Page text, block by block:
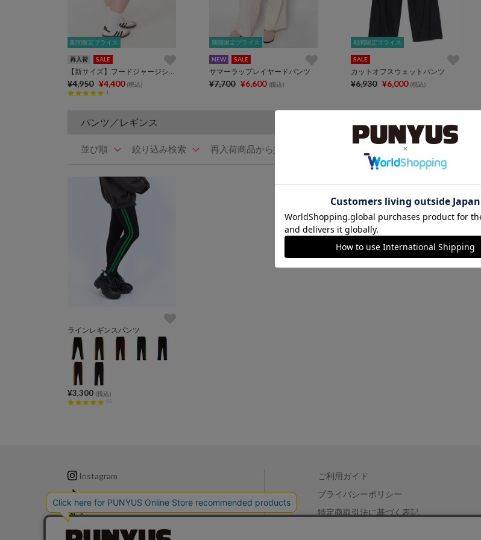
期間限定プライス
期間限定プライス
再入荷 SALE
【新サイズ】フードジャージショートパンツ
¥4,950 ¥4,400 (税込)
1
期間限定プライス
期間限定プライス
NEW SALE
サマーラップレイヤードパンツ
¥7,700 ¥6,600 (税込)
期間限定プライス
期間限定プライス
SALE
カットオフスウェットパンツ
¥6,930 ¥6,000 (税込)
パンツ／レギンス
並び順 絞り込み検索 再入荷商品から探す
ラインレギンスパンツ
¥3,300 (税込)
55
Instagram
TikTok
X
LINE
ご利用ガイド
プライバシーポリシー
特定商取引法に基づく表記